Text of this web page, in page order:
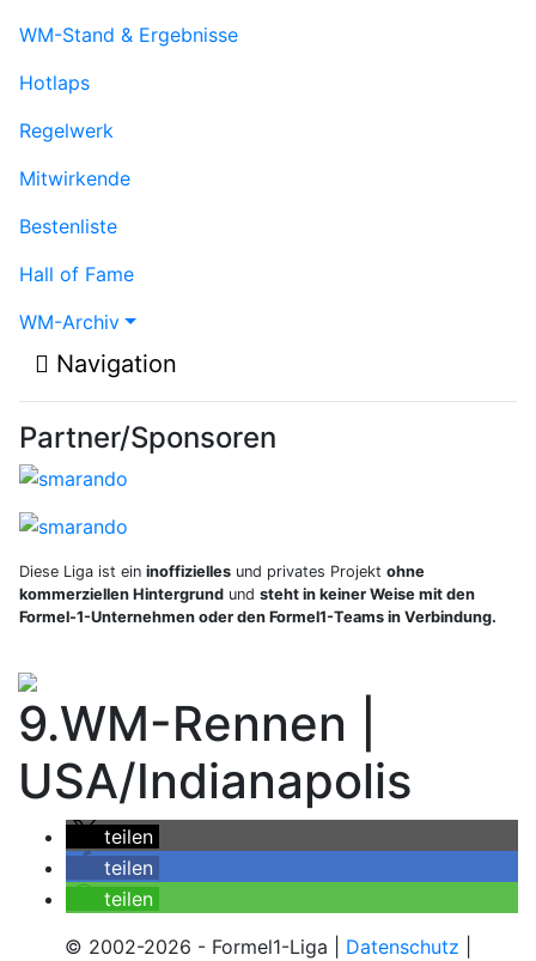
WM-Stand & Ergebnisse
Hotlaps
Regelwerk
Mitwirkende
Bestenliste
Hall of Fame
WM-Archiv
Navigation
Partner/Sponsoren
Diese Liga ist ein inoffizielles und privates Projekt ohne
kommerziellen Hintergrund und steht in keiner Weise mit den
Formel-1-Unternehmen oder den Formel1-Teams in Verbindung.
9.WM-Rennen |
USA/Indianapolis
teilen
teilen
teilen
© 2002-2026 - Formel1-Liga
Datenschutz